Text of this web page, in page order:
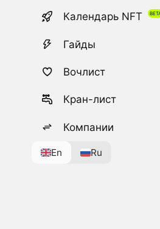
Календарь NFT
Гайды
Вочлист
Кран-лист
Компании
En Ru